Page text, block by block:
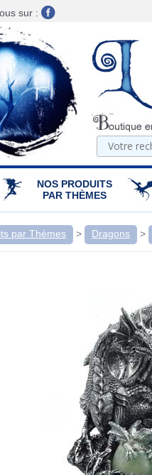
sur :
NOS PRODUITS
PAR THÈMES
par Thèmes > Dragons >